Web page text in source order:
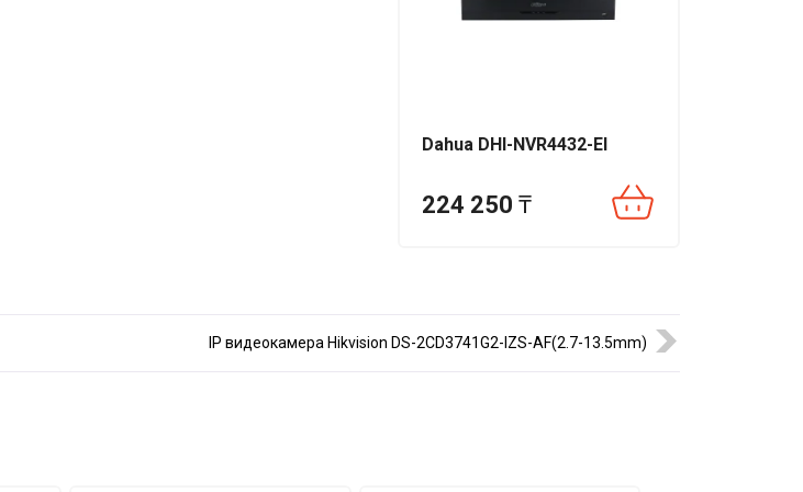
Dahua DHI-NVR4432-EI
224 250 ₸
IP видеокамера Hikvision DS-2CD3741G2-IZS-AF(2.7-13.5mm)